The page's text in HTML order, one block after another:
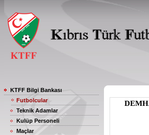
KTFF Bilgi Bankası
Futbolcular
Teknik Adamlar
Kulüp Personeli
Maçlar